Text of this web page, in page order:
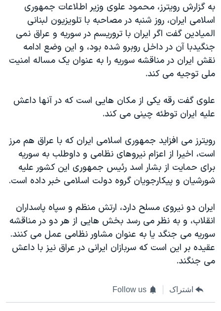
چهل سال گروگان‌گیری
قانون شفافیت دارائی کادر رهبری ایران
اعتراضات مردمی آبان ۹۸
اسرائیل در جنگ
همایش محافظه‌کاران آمریکا «سی‌پک»
صفحه‌های ویژه
سفر پرزیدنت ترامپ به چین
به گزارش رویترز، محمود علوی وزیر اطلاعات جمهوری
اسلامی ایران، روز شنبه در مصاحبه با تلویزیون لبنانی
المیادین گفت اگر ایران با تروریسم در سوریه و عراق نمی
جنگیدبا آن در داخل روبرو شده بود، و این وضع ادامه
نقش ایران در مناقشه سوریه را به عنوان یک مساله امنیت
ملی توجیه می کند.
علوی گفت رقه یکی از مکان هایی است که در آنها داعش
علیه ایران توطئه چینی می کند.
رویترز می افزاید جمهوری اسلامی ایران که با عراق هم مرز
است، اخیرا از اعزام نیروهای نظامی و داوطلب به سوریه
برای حمایت از بشار اسد رئیس جمهوری این کشور علیه
شورشیان و پیکارجویان گروه دولت اسلامی خبر داده است.
ایران دو نیروی مسلح دارد، ارتش منظم و سپاه پاسداران
انقلاب، و به نظر می رسد بخش هایی از هر دو در مناقشه
سوریه می جنگد یا به عنوان مشاور نظامی عمل می کنند.
عقیده بر این است که سربازان ایرانی در عراق نیز با داعش
می جنگند.
اشتراک Follow us